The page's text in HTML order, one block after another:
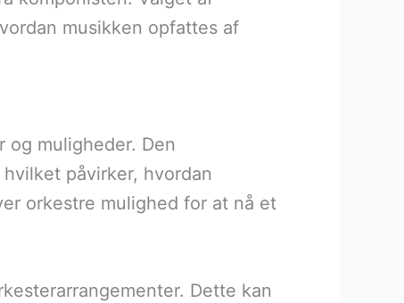
musikken opfattes af
muligheder. Den
påvirker, hvordan
orkestre mulighed for at nå et
Dette kan